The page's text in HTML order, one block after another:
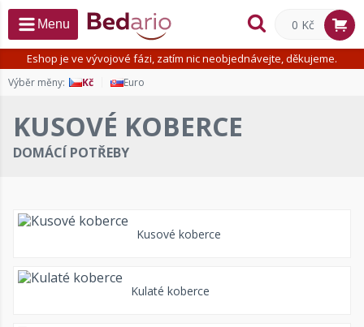
Eshop je ve vývojové fázi, zatím nic neobjednávejte, děkujeme.
Výběr měny: Kč Euro
Menu 0 Kč
KUSOVÉ KOBERCE
DOMÁCÍ POTŘEBY
Kusové koberce
Kulaté koberce